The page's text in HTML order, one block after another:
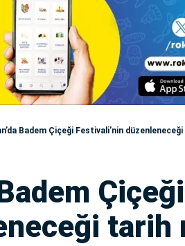
Badem Çiçeği Festivali'nin
Badem
tarih